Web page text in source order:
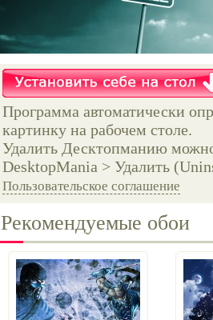
Программа автоматически
картинку на рабочем столе.
Удалить Десктопманию
DesktopMania > Удалить
Пользовательское соглашение
Рекомендуемые обои